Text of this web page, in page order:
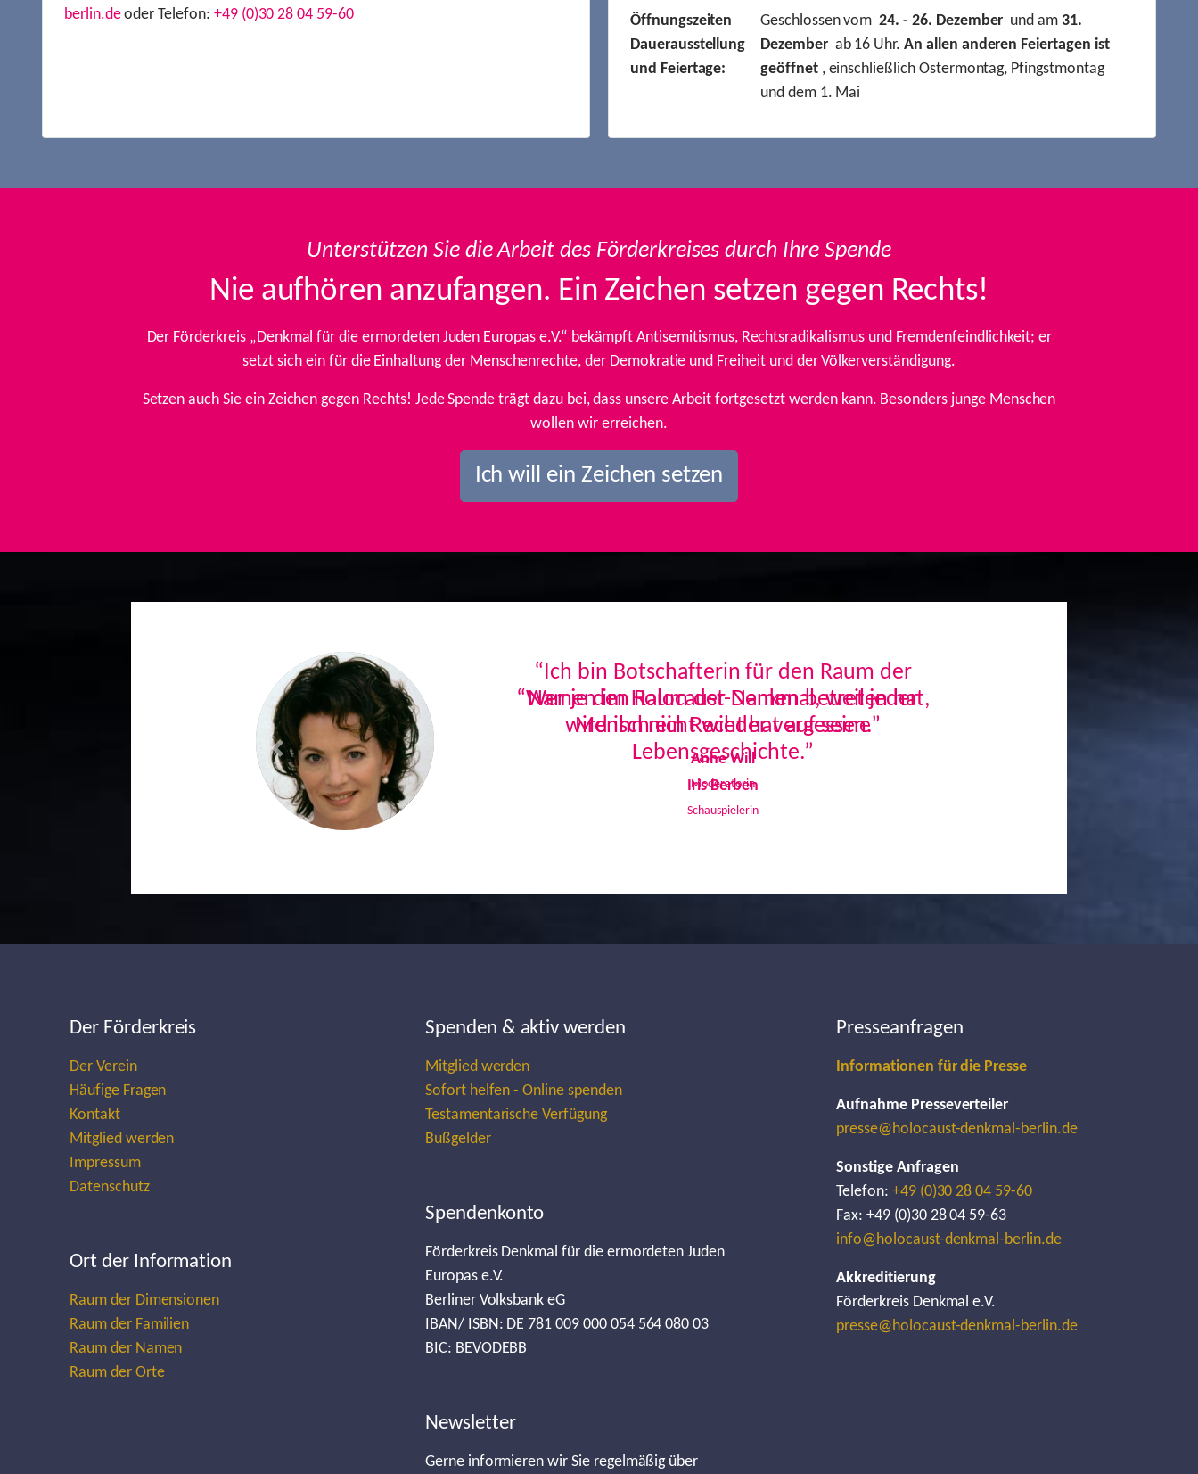
berlin.deoder Telefon: +49 (0)30 28 04 59-60
Öffnungszeiten
Dauerausstellung
und Feiertage:
Geschlossen vom24. - 26. Dezember und am31.
Dezemberab 16 Uhr.An allen anderen Feiertagen ist
geöffnet, einschließlich Ostermontag, Pfingstmontag
und dem 1. Mai
Unterstützen Sie die Arbeit des Förderkreises durch Ihre Spende
Nie aufhören anzufangen. Ein Zeichen setzen gegen Rechts!
Der Förderkreis „Denkmal für die ermordeten Juden Europas e.V.“ bekämpft Antisemitismus, Rechtsradikalismus und Fremdenfeindlichkeit; er
setzt sich ein für die Einhaltung der Menschenrechte, der Demokratie und Freiheit und der Völkerverständigung.
Setzen auch Sie ein Zeichen gegen Rechts! Jede Spende trägt dazu bei, dass unsere Arbeit fortgesetzt werden kann. Besonders junge Menschen
wollen wir erreichen.
Ich will ein Zeichen setzen
“Ich bin Botschafterin für den Raum der
Namen im Holocaust-Denkmal, weil jeder
Mensch ein Recht hat auf seine
Lebensgeschichte.”
Iris Berben
Schauspielerin
Previous
Der Förderkreis
Der Verein
Häufige Fragen
Kontakt
Mitglied werden
Impressum
Datenschutz
Ort der Information
Raum der Dimensionen
Raum der Familien
Raum der Namen
Raum der Orte
Spenden & aktiv werden
Mitglied werden
Sofort helfen - Online spenden
Testamentarische Verfügung
Bußgelder
Spendenkonto
Förderkreis Denkmal für die ermordeten Juden
Europas e.V.
Berliner Volksbank eG
IBAN/ ISBN: DE 781 009 000 054 564 080 03
BIC: BEVODEBB
Newsletter
Gerne informieren wir Sie regelmäßig über
Presseanfragen
Informationen für die Presse
Aufnahme Presseverteiler
presse@holocaust-denkmal-berlin.de
Sonstige Anfragen
Telefon: +49 (0)30 28 04 59-60
Fax: +49 (0)30 28 04 59-63
info@holocaust-denkmal-berlin.de
Akkreditierung
Förderkreis Denkmal e.V.
presse@holocaust-denkmal-berlin.de